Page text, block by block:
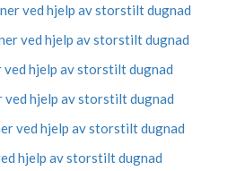
ved hjelp av storstilt dugnad
ved hjelp av storstilt dugnad
hjelp av storstilt dugnad
hjelp av storstilt dugnad
ved hjelp av storstilt dugnad
hjelp av storstilt dugnad